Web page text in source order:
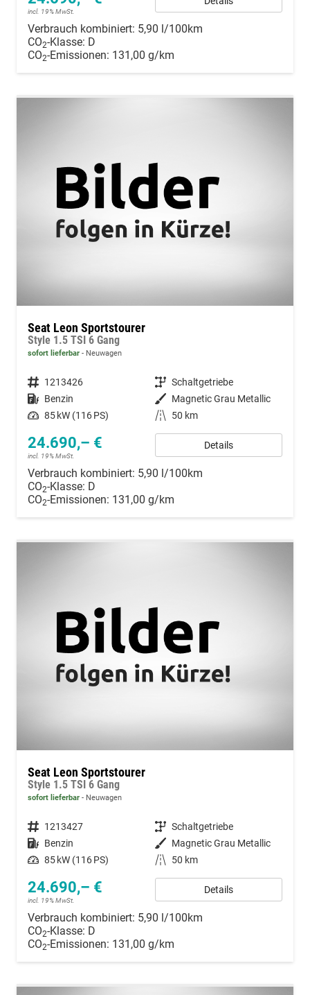
incl. 19% MwSt.
Verbrauch kombiniert: 5,90 l/100km
CO2-Klasse: D
CO2-Emissionen: 131,00 g/km
Seat Leon Sportstourer
Style 1.5 TSI 6 Gang
sofort lieferbar Neuwagen
Fahrzeugnummer 1213426 Getriebe Schaltgetriebe
Kraftstoff Benzin Außenfarbe Magnetic Grau Metallic
Leistung 85 kW (116 PS) Kilometerstand 50 km
24.690,– €
incl. 19% MwSt.
Details
Verbrauch kombiniert: 5,90 l/100km
CO2-Klasse: D
CO2-Emissionen: 131,00 g/km
Seat Leon Sportstourer
Style 1.5 TSI 6 Gang
sofort lieferbar Neuwagen
Fahrzeugnummer 1213427 Getriebe Schaltgetriebe
Kraftstoff Benzin Außenfarbe Magnetic Grau Metallic
Leistung 85 kW (116 PS) Kilometerstand 50 km
24.690,– €
incl. 19% MwSt.
Details
Verbrauch kombiniert: 5,90 l/100km
CO2-Klasse: D
CO2-Emissionen: 131,00 g/km